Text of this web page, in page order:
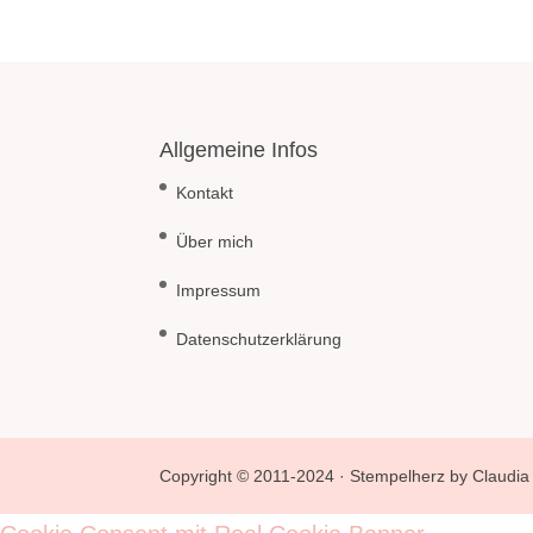
Allgemeine Infos
Kontakt
Über mich
Impressum
Datenschutzerklärung
Copyright © 2011-2024 · Stempelherz by